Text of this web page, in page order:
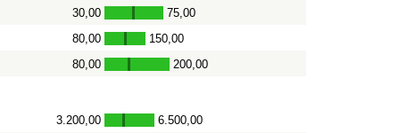
30,00 - 75,00
80,00 - 150,00
80,00 - 200,00
3.200,00 - 6.500,00